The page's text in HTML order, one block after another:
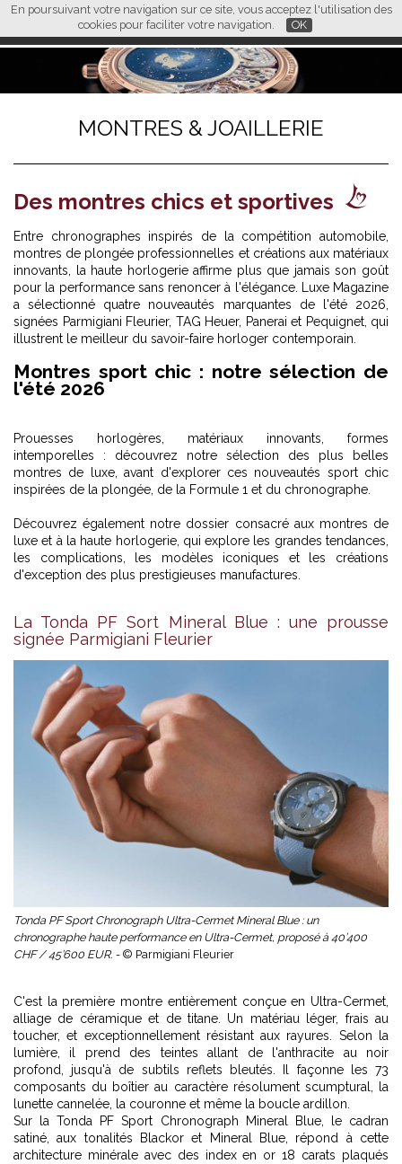
En poursuivant votre navigation sur ce site, vous acceptez l'utilisation des
cookies pour faciliter votre navigation.
OK
FR EN CN
L M
MONTRES & JOAILLERIE
Des montres chics et sportives
Entre chronographes inspirés de la compétition automobile,
montres de plongée professionnelles et créations aux matériaux
innovants, la haute horlogerie affirme plus que jamais son goût
pour la performance sans renoncer à l'élégance. Luxe Magazine
a sélectionné quatre nouveautés marquantes de l'été 2026,
signées Parmigiani Fleurier, TAG Heuer, Panerai et Pequignet, qui
illustrent le meilleur du savoir-faire horloger contemporain.
Montres sport chic : notre sélection de
l'été 2026
Prouesses horlogères, matériaux innovants, formes
intemporelles : découvrez notre sélection des plus belles
montres de luxe, avant d'explorer ces nouveautés sport chic
inspirées de la plongée, de la Formule 1 et du chronographe.
Découvrez également notre dossier consacré aux montres de
luxe et à la haute horlogerie, qui explore les grandes tendances,
les complications, les modèles iconiques et les créations
d'exception des plus prestigieuses manufactures.
La Tonda PF Sort Mineral Blue : une prousse
signée Parmigiani Fleurier
Tonda PF Sport Chronograph Ultra-Cermet Mineral Blue : un
chronographe haute performance en Ultra-Cermet, proposé à 40’400
CHF / 45’600 EUR. - © Parmigiani Fleurier
C'est la première montre entièrement conçue en Ultra-Cermet,
alliage de céramique et de titane. Un matériau léger, frais au
toucher, et exceptionnellement résistant aux rayures. Selon la
lumière, il prend des teintes allant de l'anthracite au noir
profond, jusqu'à de subtils reflets bleutés. Il façonne les 73
composants du boîtier au caractère résolument scumptural, la
lunette cannelée, la couronne et même la boucle ardillon.
Sur la Tonda PF Sport Chronograph Mineral Blue, le cadran
satiné, aux tonalités Blackor et Mineral Blue, répond à cette
architecture minérale avec des index en or 18 carats plaqués